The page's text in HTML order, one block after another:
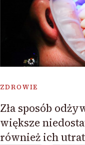
ZDROWIE
Zła sposób
większe
również ich